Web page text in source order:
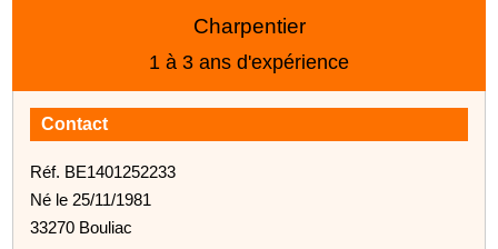
Charpentier
1 à 3 ans d'expérience
Contact
Réf. BE1401252233
Né le 25/11/1981
33270 Bouliac